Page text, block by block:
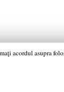
acordul asupra